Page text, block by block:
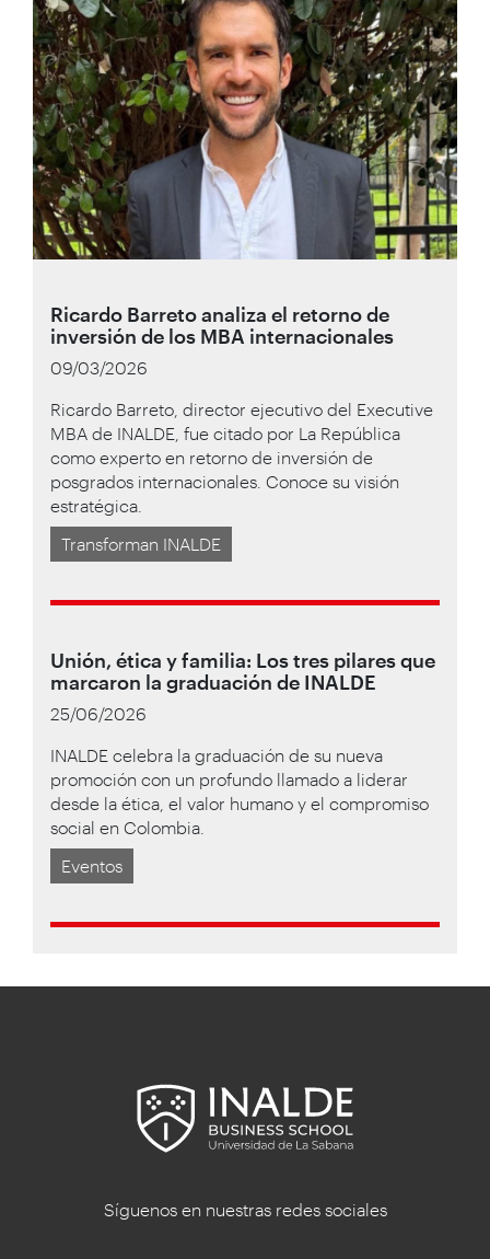
Ricardo Barreto analiza el retorno de
inversión de los MBA internacionales
09/03/2026
Ricardo Barreto, director ejecutivo del Executive
MBA de INALDE, fue citado por La República
como experto en retorno de inversión de
posgrados internacionales. Conoce su visión
estratégica.
Transforman INALDE
Unión, ética y familia: Los tres pilares que
marcaron la graduación de INALDE
25/06/2026
INALDE celebra la graduación de su nueva
promoción con un profundo llamado a liderar
desde la ética, el valor humano y el compromiso
social en Colombia.
Eventos
Síguenos en nuestras redes sociales